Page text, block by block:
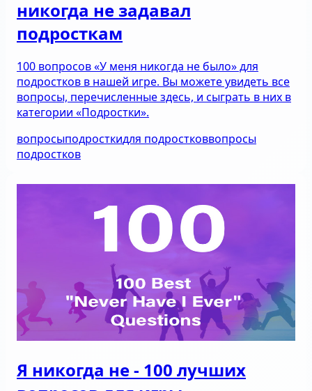
никогда не задавал
подросткам
100 вопросов «У меня никогда не было» для
подростков в нашей игре. Вы можете увидеть все
вопросы, перечисленные здесь, и сыграть в них в
категории «Подростки».
вопросыподросткидля подростковвопросы
подростков
Я никогда не - 100 лучших